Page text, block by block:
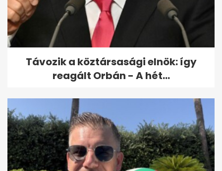
Budapestet? Kvíz
Távozik a köztársasági elnök: így
reagált Orbán - A hét...